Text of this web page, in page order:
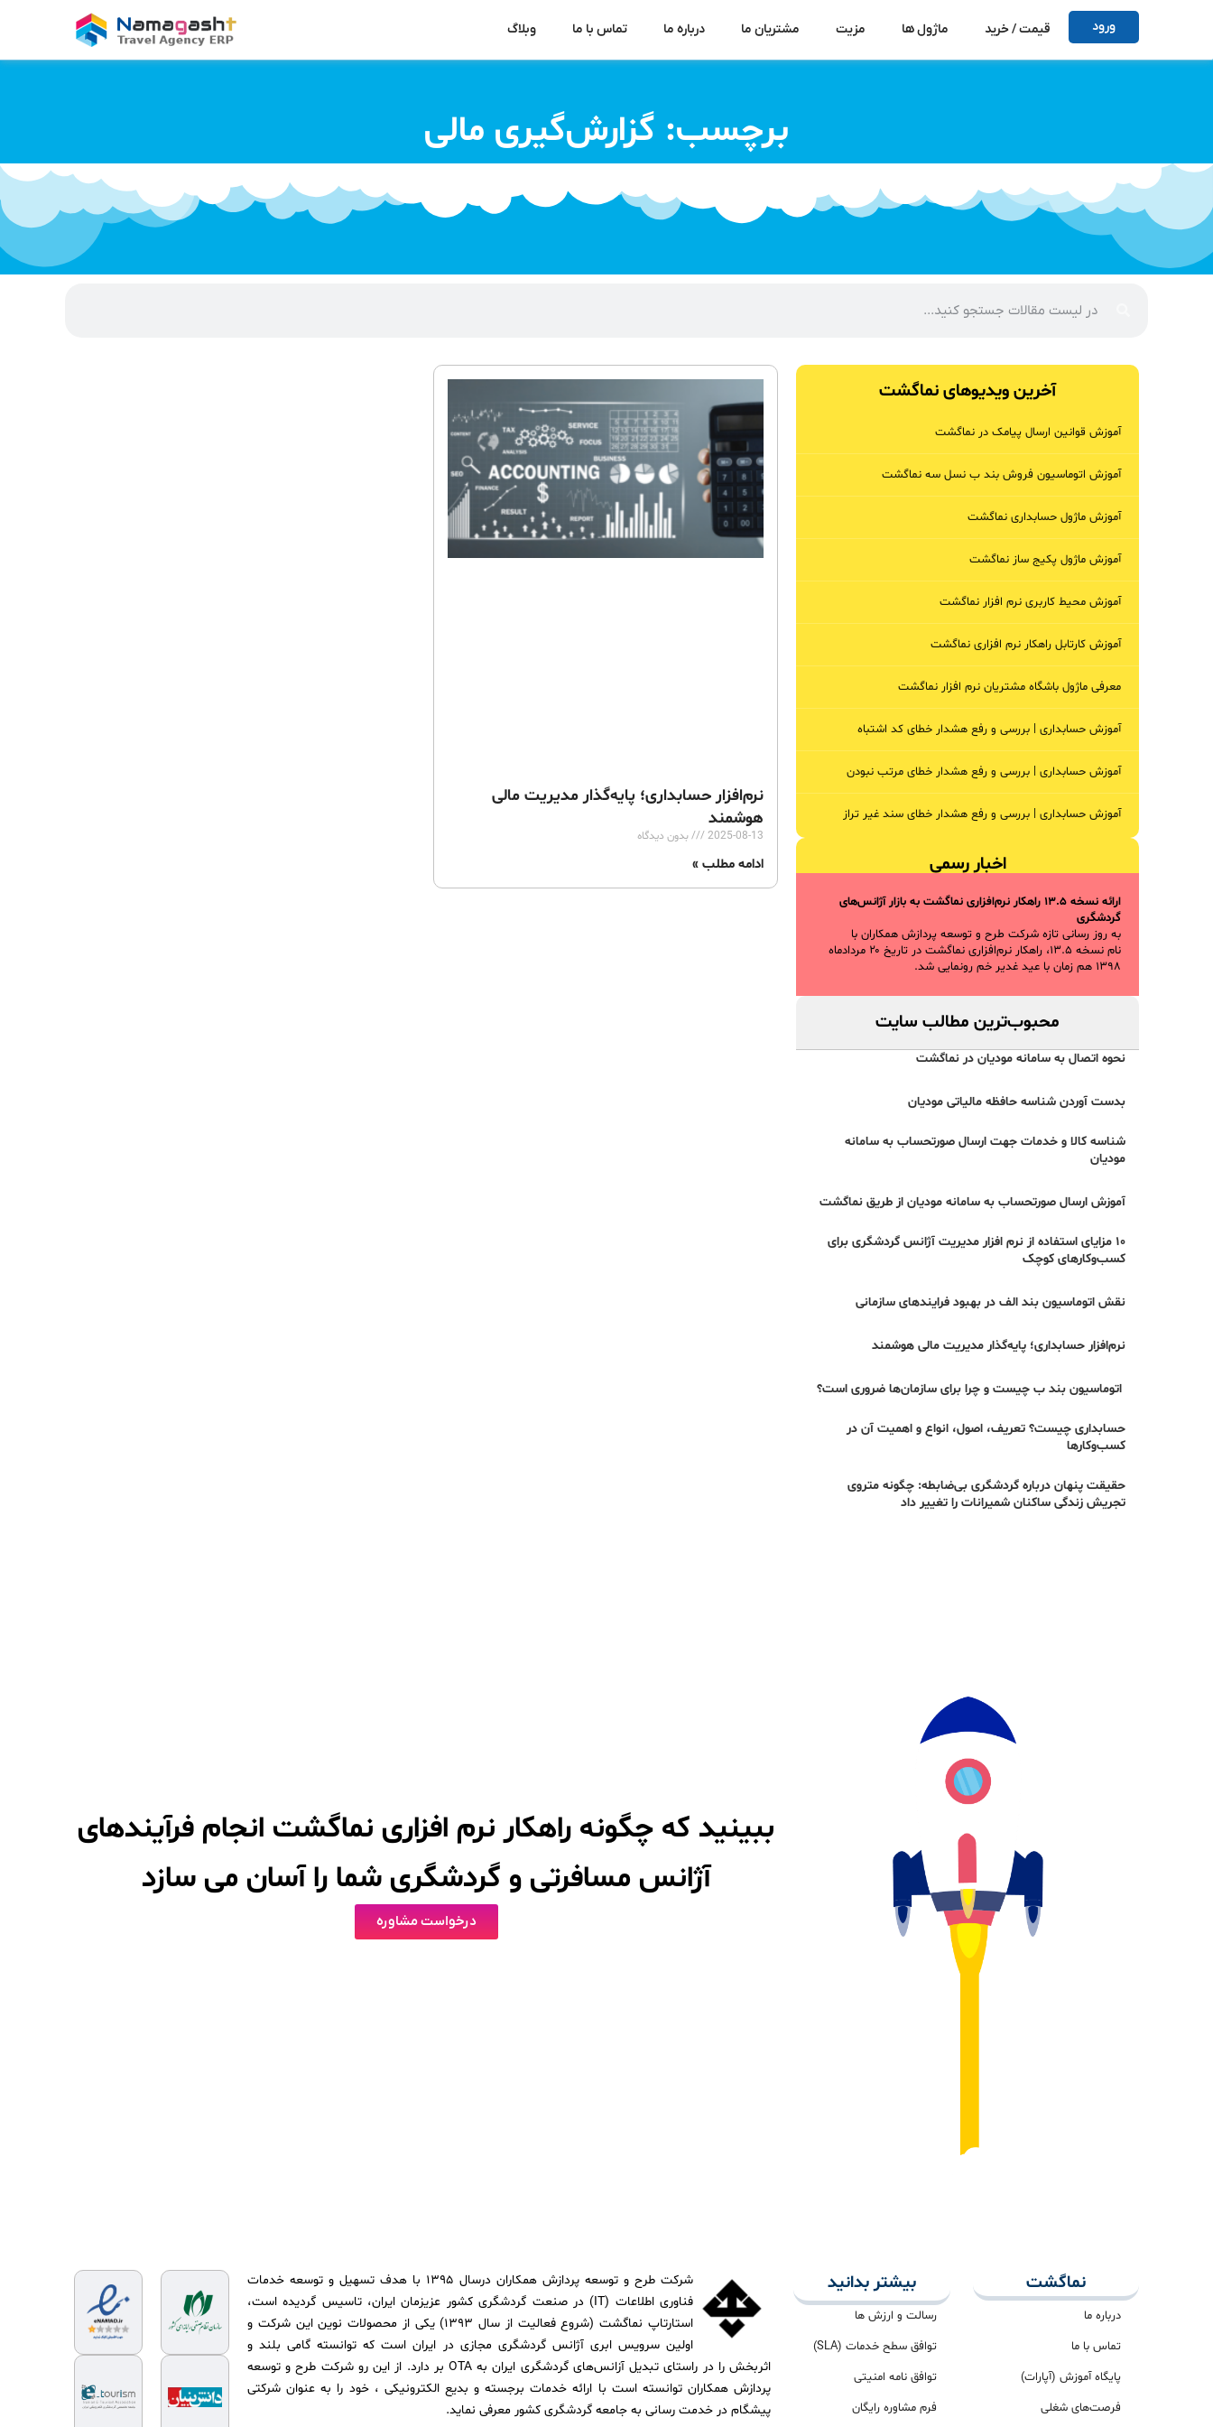
ورود قیمت / خرید ماژول ها مزیت مشتریان ما درباره ما تماس با ما وبلاگ
برچسب: گزارش‌گیری مالی
آخرین ویدیو‌های نماگشت
آموزش قوانین ارسال پیامک در نماگشت
آموزش اتوماسیون فروش بند ب نسل سه نماگشت
آموزش ماژول حسابداری نماگشت
آموزش ماژول پکیج ساز نماگشت
آموزش محیط کاربری نرم افزار نماگشت
آموزش کارتابل راهکار نرم افزاری نماگشت
معرفی ماژول باشگاه مشتریان نرم افزار نماگشت
آموزش حسابداری | بررسی و رفع هشدار خطای کد اشتباه
آموزش حسابداری | بررسی و رفع هشدار خطای مرتب نبودن
آموزش حسابداری | بررسی و رفع هشدار خطای سند غیر تراز
اخبار رسمی
ارائه نسخه ۱۳.۵ راهکار نرم‌افزاری نماگشت به بازار آژانس‌های
گردشگری
به روز رسانی تازه شرکت طرح و توسعه پردازش همکاران با
نام نسخه ۱۳.۵، راهکار نرم‌افزاری نماگشت در تاریخ ۲۰ مردادماه
۱۳۹۸ هم زمان با عید غدیر خم رونمایی شد.
محبوب‌ترین مطالب سایت
نحوه اتصال به سامانه مودیان در نماگشت
بدست آوردن شناسه حافظه مالیاتی مودیان
شناسه کالا و خدمات جهت ارسال صورتحساب به سامانه
مودیان
آموزش ارسال صورتحساب به سامانه مودیان از طریق نماگشت
۱۰ مزایای استفاده از نرم افزار مدیریت آژانس گردشگری برای
کسب‌وکارهای کوچک
نقش اتوماسیون بند الف در بهبود فرایندهای سازمانی
نرم‌افزار حسابداری؛ پایه‌گذار مدیریت مالی هوشمند
اتوماسیون بند ب چیست و چرا برای سازمان‌ها ضروری است؟
حسابداری چیست؟ تعریف، اصول، انواع و اهمیت آن در
کسب‌وکارها
حقیقت پنهان درباره گردشگری بی‌ضابطه: چگونه متروی
تجریش زندگی ساکنان شمیرانات را تغییر داد
نرم‌افزار حسابداری؛ پایه‌گذار مدیریت مالی
هوشمند
2025-08-13 بدون دیدگاه
ادامه مطلب »
ببینید که چگونه راهکار نرم افزاری نماگشت انجام فرآیندهای
آژانس مسافرتی و گردشگری شما را آسان می سازد
درخواست مشاوره
نماگشت
درباره ما
تماس با ما
پایگاه آموزش (آپارات)
فرصت‌های شغلی
بیشتر بدانید
رسالت و ارزش ها
توافق سطح خدمات (SLA)
توافق نامه امنیتی
فرم مشاوره رایگان
شرکت طرح و توسعه پردازش همکاران درسال ۱۳۹۵ با هدف تسهیل و توسعه خدمات
فناوری اطلاعات (IT) در صنعت گردشگری کشور عزیزمان ایران، تاسیس گردیده است،
استارتاپ نماگشت (شروع فعالیت از سال ۱۳۹۳) یکی از محصولات نوین این شرکت و
اولین سرویس ابری آژانس گردشگری مجازی در ایران است که توانسته گامی بلند و
اثربخش را در راستای تبدیل آزانس‌های گردشگری ایران به OTA بر دارد. از این رو شرکت طرح و توسعه
پردازش همکاران توانسته است با ارائه خدمات برجسته و بدیع الکترونیکی ، خود را به عنوان شرکتی
پیشگام در خدمت رسانی به جامعه گردشگری کشور معرفی نماید.